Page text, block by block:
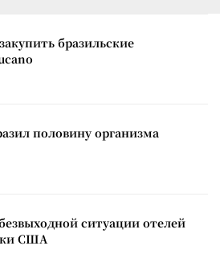
бразильские
половину организма
ситуации отелей
США